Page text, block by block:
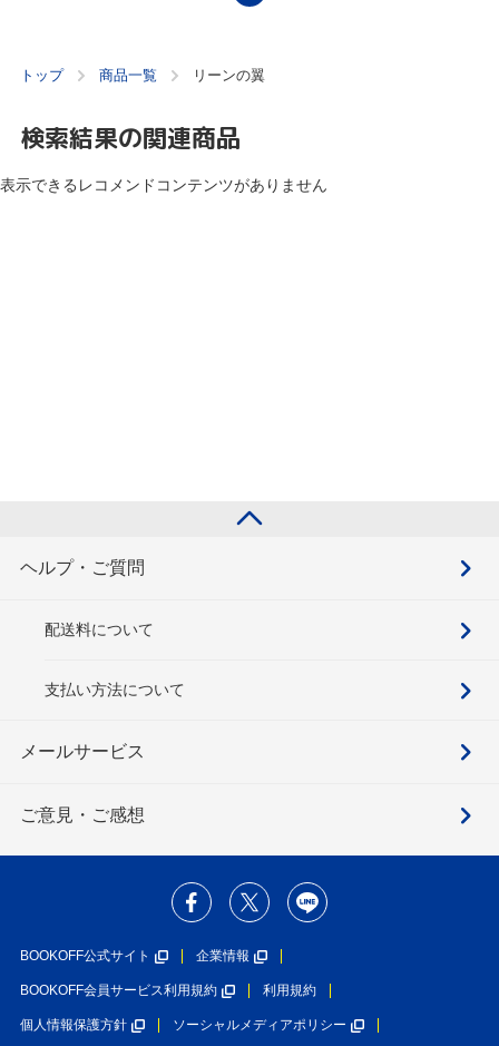
トップ 商品一覧 リーンの翼
検索結果の関連商品
表示できるレコメンドコンテンツがありません
ヘルプ・ご質問
配送料について
支払い方法について
メールサービス
ご意見・ご感想
BOOKOFF公式サイト 企業情報
BOOKOFF会員サービス利用規約 利用規約
個人情報保護方針 ソーシャルメディアポリシー